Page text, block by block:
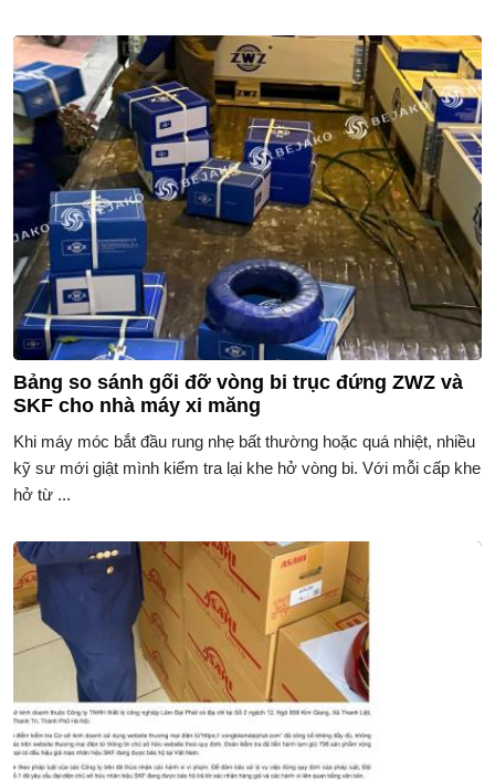
Bảng so sánh gối đỡ vòng bi trục đứng ZWZ và
SKF cho nhà máy xi măng
Khi máy móc bắt đầu rung nhẹ bất thường hoặc quá nhiệt, nhiều
kỹ sư mới giật mình kiểm tra lại khe hở vòng bi. Với mỗi cấp khe
hở từ ...